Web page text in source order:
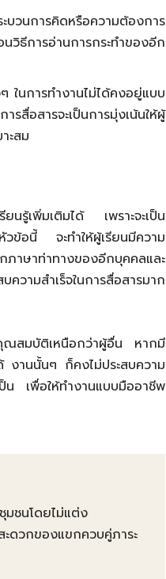
บวนการคิดหรือความต้องการ
ธีการอ่านการกระทำของอีก
ในการทำงานไม่ได้คงอยู่แบบ
สื่อสารจะเป็นการมุ่งเน้นให้ผู้
ะสม
นรู้เพิ่มเติมได้ เพราะจะเป็น
วข้อนี้ จะทำให้ผู้เรียนมีความ
ภาษาท่าทางของอีกบุคคลและ
วามสำเร็จในการสื่อสารมาก
คุณสมบัติเหนือกว่าผู้อื่น หากมี
งานนั้นๆ ก็คงไม่ประสบความ
น เพื่อให้ทำงานแบบมืออาชีพ
มชนโดยไม่แต่ง
ดวกของแขกควบคู่ภาระ